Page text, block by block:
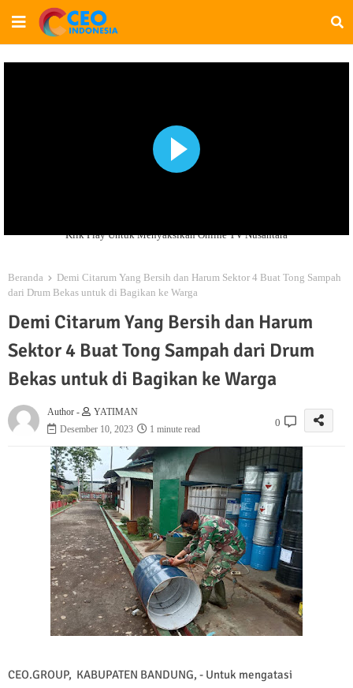
Klik Play Untuk Menyaksikan Online TV Nusantara
Beranda
Demi Citarum Yang Bersih dan Harum Sektor 4 Buat Tong Sampah
dari Drum Bekas untuk di Bagikan ke Warga
Demi Citarum Yang Bersih dan Harum
Sektor 4 Buat Tong Sampah dari Drum
Bekas untuk di Bagikan ke Warga
Author -
YATIMAN
Desember 10, 2023
1 minute read
0
CEO.GROUP, KABUPATEN BANDUNG, - Untuk mengatasi